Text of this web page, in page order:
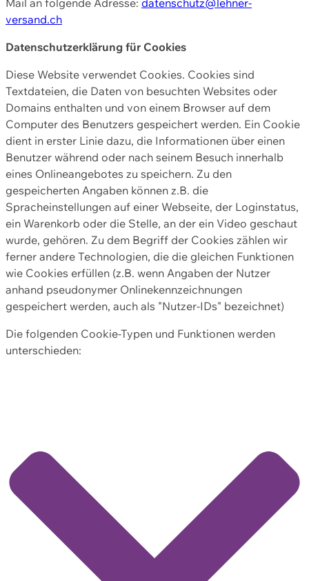
versand.ch
Datenschutzerklärung für Cookies
Diese Website verwendet Cookies. Cookies sind
Textdateien, die Daten von besuchten Websites oder
Domains enthalten und von einem Browser auf dem
Computer des Benutzers gespeichert werden. Ein Cookie
dient in erster Linie dazu, die Informationen über einen
Benutzer während oder nach seinem Besuch innerhalb
eines Onlineangebotes zu speichern. Zu den
gespeicherten Angaben können z.B. die
Spracheinstellungen auf einer Webseite, der Loginstatus,
ein Warenkorb oder die Stelle, an der ein Video geschaut
wurde, gehören. Zu dem Begriff der Cookies zählen wir
ferner andere Technologien, die die gleichen Funktionen
wie Cookies erfüllen (z.B. wenn Angaben der Nutzer
anhand pseudonymer Onlinekennzeichnungen
gespeichert werden, auch als "Nutzer-IDs" bezeichnet)
Die folgenden Cookie-Typen und Funktionen werden
unterschieden: